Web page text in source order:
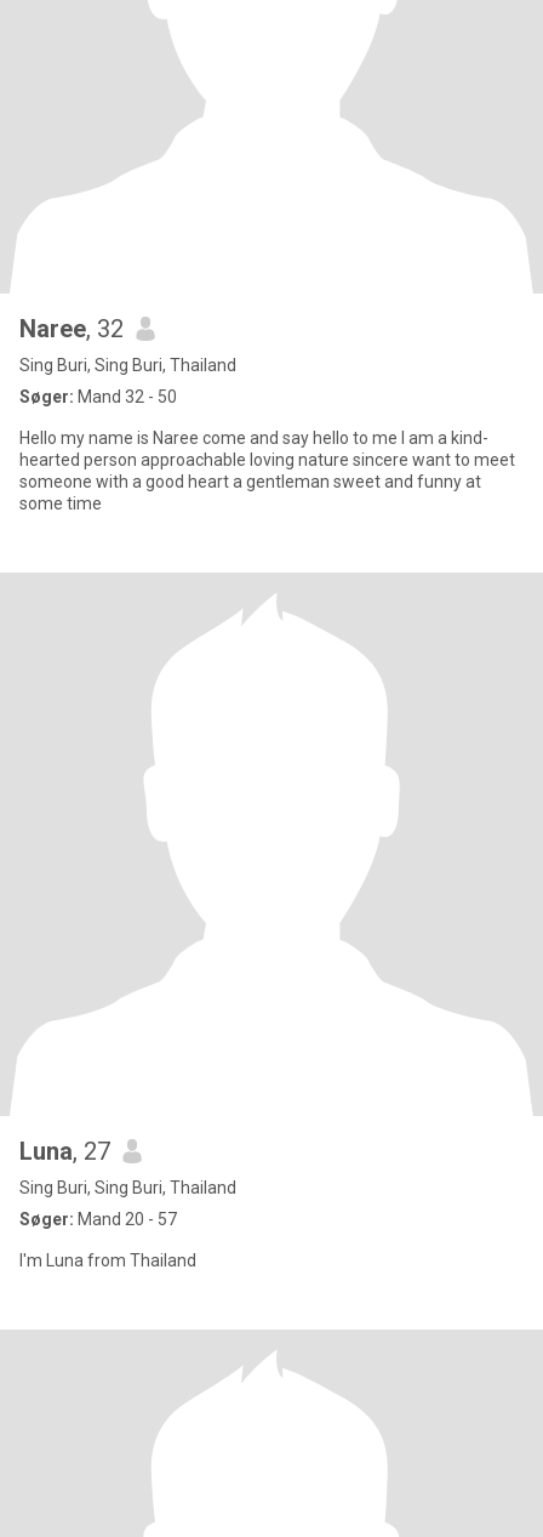
Naree, 32
Sing Buri, Sing Buri, Thailand
Søger: Mand 32 - 50
Hello my name is Naree come and say hello to me I am a kind-
hearted person approachable loving nature sincere want to meet
someone with a good heart a gentleman sweet and funny at
some time
Luna, 27
Sing Buri, Sing Buri, Thailand
Søger: Mand 20 - 57
I'm Luna from Thailand